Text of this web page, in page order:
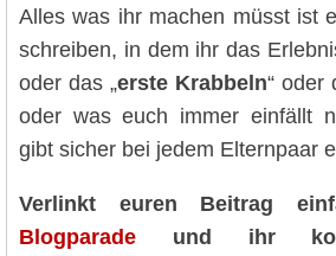
Alles was ihr machen müsst ist
schreiben, in dem ihr das
oder das „erste Krabbeln“ oder
oder was euch immer einfällt
gibt sicher bei jedem Elternpaar
Verlinkt euren Beitrag
Blogparade und ihr